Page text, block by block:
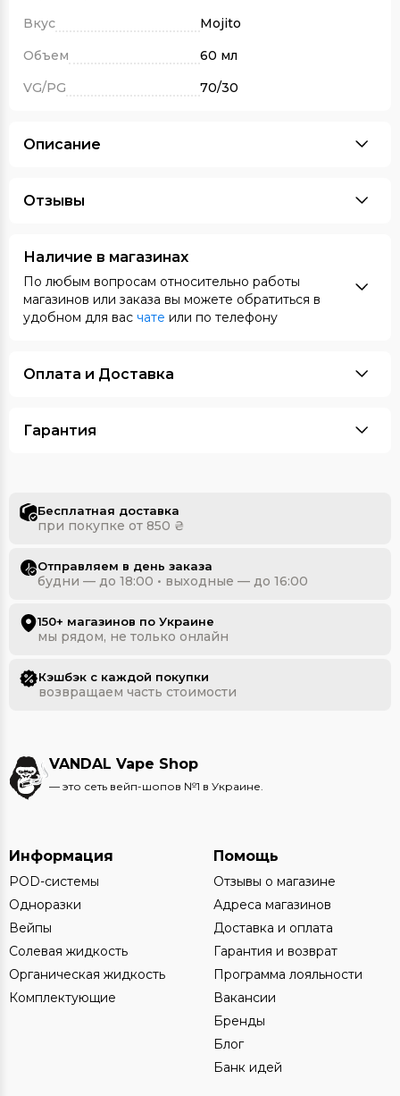
Вкус
Mojito
Объем
60 мл
VG/PG
70/30
Описание
Отзывы
Наличие в магазинах
По любым вопросам относительно работы
магазинов или заказа вы можете обратиться в
удобном для вас чате или по телефону
Оплата и Доставка
Гарантия
Бесплатная доставка
при покупке от 850 ₴
Отправляем в день заказа
будни — до 18:00 • выходные — до 16:00
150+ магазинов по Украине
мы рядом, не только онлайн
Кэшбэк с каждой покупки
возвращаем часть стоимости
VANDAL Vape Shop
— это сеть вейп-шопов №1 в Украине.
Информация
POD-системы
Одноразки
Вейпы
Солевая жидкость
Органическая жидкость
Комплектующие
Помощь
Отзывы о магазине
Адреса магазинов
Доставка и оплата
Гарантия и возврат
Программа лояльности
Вакансии
Бренды
Блог
Банк идей